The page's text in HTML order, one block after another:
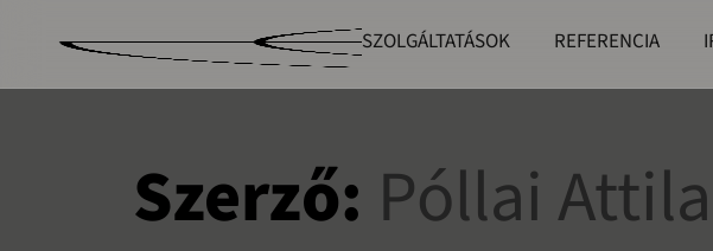
SZOLGÁLTATÁSOK REFERENCIA
Szerző: Póllai Attila